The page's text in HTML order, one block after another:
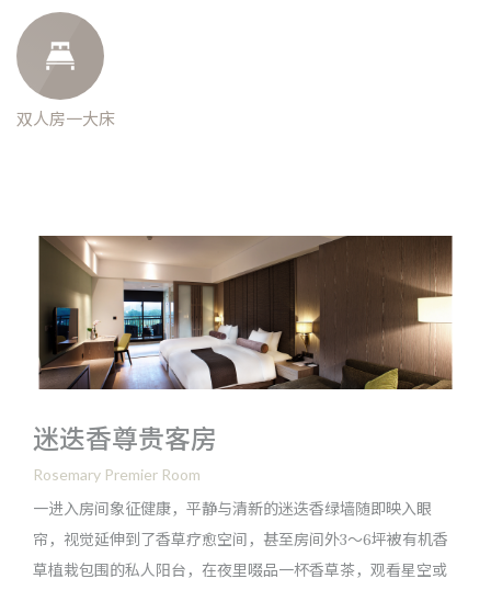
双人房一大床
迷迭香尊贵客房
Rosemary Premier Room
一进入房间象征健康，平静与清新的迷迭香绿墙随即映入眼
帘，视觉延伸到了香草疗愈空间，甚至房间外3〜6坪被有机香
草植栽包围的私人阳台，在夜里啜品一杯香草茶，观看星空或